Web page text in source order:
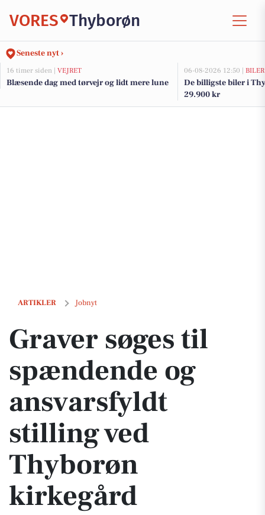
VORES Thyborøn
Seneste nyt ›
16 timer siden | VEJRET
Blæsende dag med tørvejr og lidt mere lune
06-08-2026 12:50 | BILER
De billigste biler i
29.900 kr
ARTIKLER Jobnyt
Graver søges til spændende og ansvarsfyldt stilling ved Thyborøn
Graver søges til
spændende og
ansvarsfyldt
stilling ved
Thyborøn
kirkegård